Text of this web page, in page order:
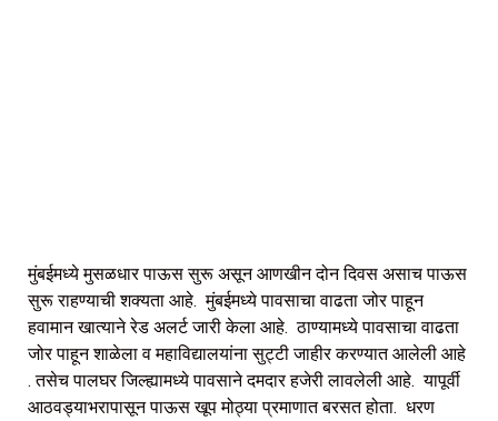
मुंबईमध्ये मुसळधार पाऊस सुरू असून आणखीन दोन दिवस असाच पाऊस
सुरू राहण्याची शक्यता आहे. मुंबईमध्ये पावसाचा वाढता जोर पाहून
हवामान खात्याने रेड अलर्ट जारी केला आहे. ठाण्यामध्ये पावसाचा वाढता
जोर पाहून शाळेला व महाविद्यालयांना सुट्टी जाहीर करण्यात आलेली आहे
. तसेच पालघर जिल्ह्यामध्ये पावसाने दमदार हजेरी लावलेली आहे. यापूर्वी
आठवड्याभरापासून पाऊस खूप मोठ्या प्रमाणात बरसत होता. धरण